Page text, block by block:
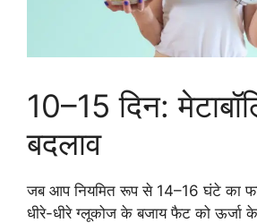
10–15 दिन:
बदलाव
जब आप नियमित रूप से 14–16 घंटे का
धीरे-धीरे ग्लूकोज के बजाय फैट को ऊर्जा